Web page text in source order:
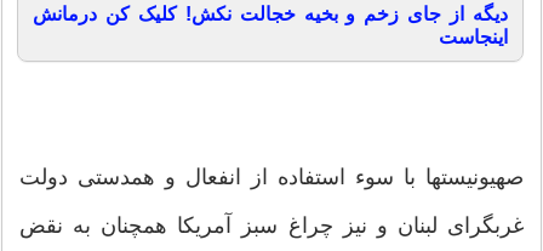
دیگه از جای زخم و بخیه خجالت نکش! کلیک کن درمانش
اینجاست
صهیونیستها با سوء استفاده از انفعال و همدستی دولت
غربگرای لبنان و نیز چراغ سبز آمریکا همچنان به نقض